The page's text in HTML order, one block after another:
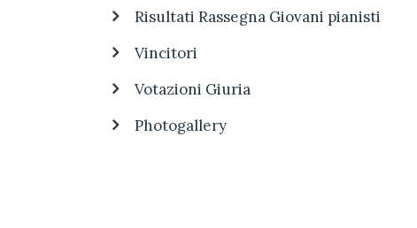
Risultati Rassegna Giovani pianisti
Vincitori
Votazioni Giuria
Photogallery